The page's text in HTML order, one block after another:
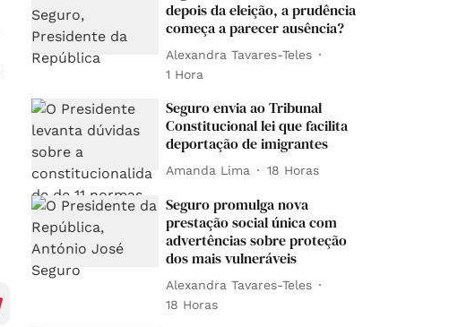
depois da eleição, a prudência
começa a parecer ausência?
Alexandra Tavares-Teles
1 Hora
Seguro envia ao Tribunal
Constitucional lei que facilita
deportação de imigrantes
Amanda Lima 18 Horas
Seguro promulga nova
prestação social única com
advertências sobre proteção
dos mais vulneráveis
Alexandra Tavares-Teles
18 Horas